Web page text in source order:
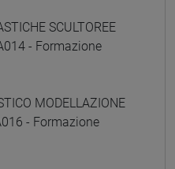
SCULTOREE
- Formazione
MODELLAZIONE
- Formazione